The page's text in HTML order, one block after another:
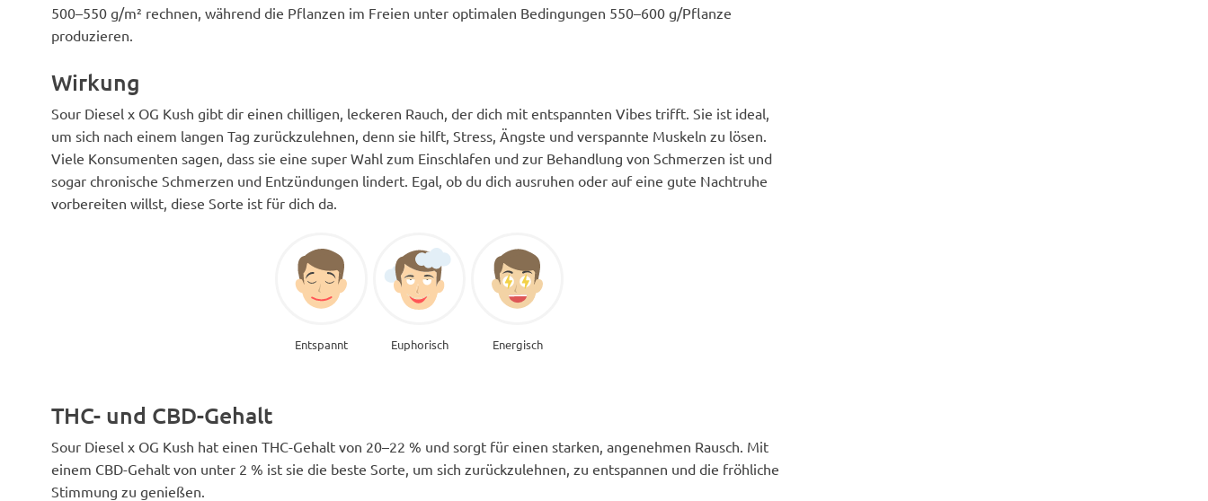
500–550 g/m² rechnen, während die Pflanzen im Freien unter optimalen Bedingungen 550–600 g/Pflanze
produzieren.
Wirkung
Sour Diesel x OG Kush gibt dir einen chilligen, leckeren Rauch, der dich mit entspannten Vibes trifft. Sie ist ideal,
um sich nach einem langen Tag zurückzulehnen, denn sie hilft, Stress, Ängste und verspannte Muskeln zu lösen.
Viele Konsumenten sagen, dass sie eine super Wahl zum Einschlafen und zur Behandlung von Schmerzen ist und
sogar chronische Schmerzen und Entzündungen lindert. Egal, ob du dich ausruhen oder auf eine gute Nachtruhe
vorbereiten willst, diese Sorte ist für dich da.
Entspannt Euphorisch Energisch
THC- und CBD-Gehalt
Sour Diesel x OG Kush hat einen THC-Gehalt von 20–22 % und sorgt für einen starken, angenehmen Rausch. Mit
einem CBD-Gehalt von unter 2 % ist sie die beste Sorte, um sich zurückzulehnen, zu entspannen und die fröhliche
Stimmung zu genießen.